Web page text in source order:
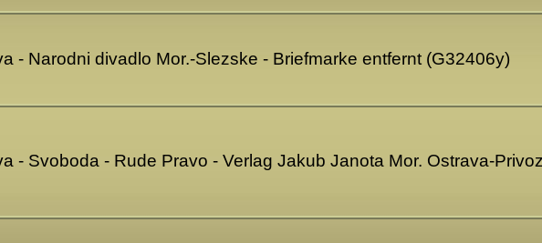
- Narodni divadlo Mor.-Slezske - Briefmarke entfernt (G32406y)
- Svoboda - Rude Pravo - Verlag Jakub Janota Mor. Ostrava-